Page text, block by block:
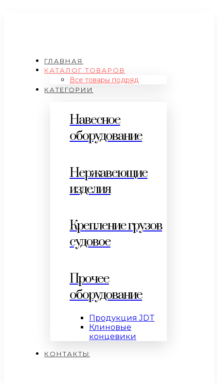
ГЛАВНАЯ
КАТАЛОГ ТОВАРОВ
Все товары подряд
КАТЕГОРИИ
Навесное
оборудование
Нержавеющие
изделия
Крепление грузов
судовое
Прочее
оборудование
Продукция JDT
Клиновые
концевики
КОНТАКТЫ